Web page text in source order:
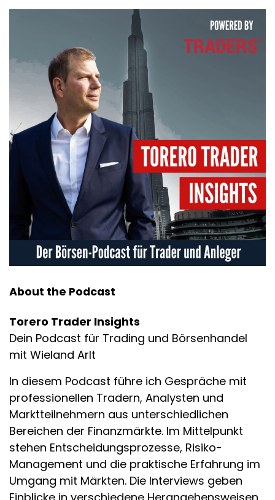
About the Podcast
Torero Trader Insights
Dein Podcast für Trading und Börsenhandel
mit Wieland Arlt
In diesem Podcast führe ich Gespräche mit
professionellen Tradern, Analysten und
Marktteilnehmern aus unterschiedlichen
Bereichen der Finanzmärkte. Im Mittelpunkt
stehen Entscheidungsprozesse, Risiko-
Management und die praktische Erfahrung im
Umgang mit Märkten. Die Interviews geben